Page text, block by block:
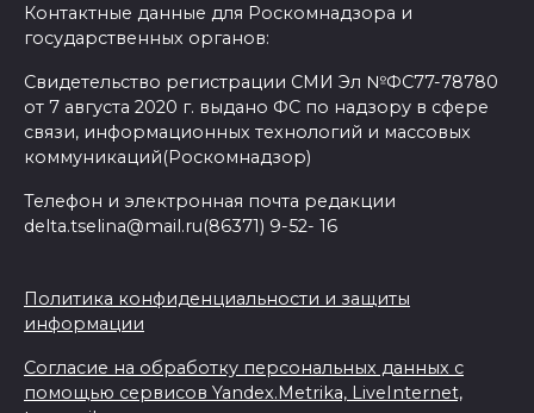
Контактные данные для Роскомнадзора и
государственных органов:
Свидетельство регистрации СМИ Эл №ФС77-78780
от 7 августа 2020 г. выдано ФС по надзору в сфере
связи, информационных технологий и массовых
коммуникаций(Роскомнадзор)
Телефон и электронная почта редакции
delta.tselina@mail.ru(86371) 9-52- 16
Политика конфиденциальности и защиты
информации
Согласие на обработку персональных данных с
помощью сервисов Yandex.Metrika, LiveInternet,